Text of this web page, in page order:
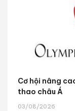
Cơ hội nâng
thao châu Á
03/08/2026